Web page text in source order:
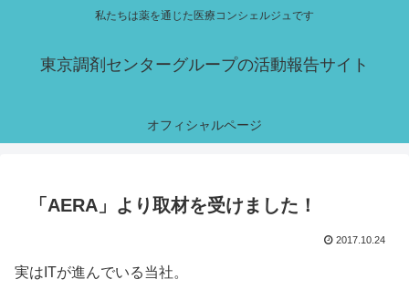
私たちは薬を通じた医療コンシェルジュです
東京調剤センターグループの活動報告サイト
オフィシャルページ
「AERA」より取材を受けました！
2017.10.24
実はITが進んでいる当社。